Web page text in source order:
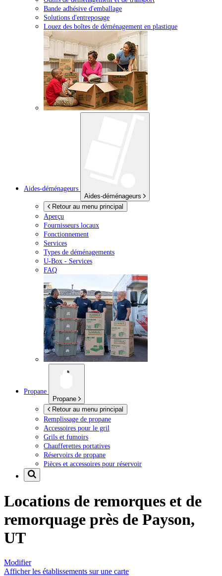
Bande adhésive d'emballage
Solutions d'entreposage
Louez des boîtes de déménagement en plastique
Aides-déménageurs
Aides-déménageurs
Retour au menu principal
Aperçu
Fournisseurs locaux
Fonctionnement
Services
Types de déménagements
U-Box - Services
FAQ
Propane
Propane
Retour au menu principal
Remplissage de propane
Accessoires pour le gril
Grils et fumoirs
Chaufferettes portatives
Réservoirs de propane
Pièces et accessoires pour réservoir
Locations de remorques et de
remorquage près de Payson,
UT
Modifier
Afficher les établissements sur une carte